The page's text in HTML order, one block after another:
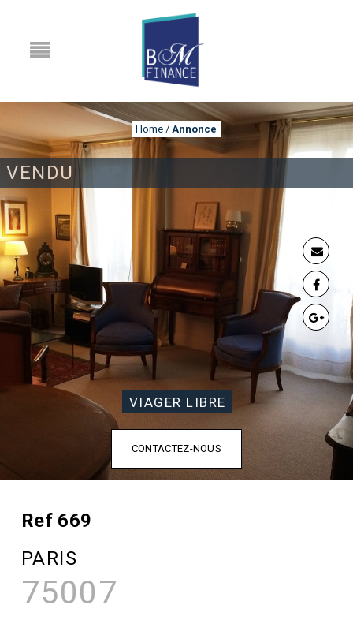
VENDU
Home / Annonce
ANNONCE
VIAGER LIBRE
CONTACTEZ-NOUS
Ref 669
PARIS
75007